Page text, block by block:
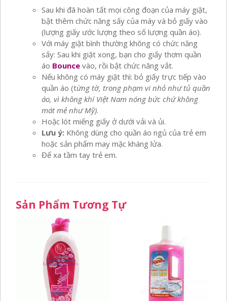
Sau khi đã hoàn tất mọi công đoạn của máy giặt,
bật thêm chức năng sấy của máy và bỏ giấy vào
(lượng giấy ước lượng theo số lượng quần áo).
Với máy giặt bình thường không có chức năng
sấy: Sau khi giặt xong, bạn cho giấy thơm quần
áo Bounce vào, rồi bật chức năng vắt.
Nếu không có máy giặt thì: bỏ giấy trực tiếp vào
quần áo (từng tờ, trong phạm vi nhỏ như tủ quần
áo, vì không khí Việt Nam nóng bức chứ không
mát mẻ như Mỹ).
Hoặc lót miếng giấy ở dưới vải và ủi.
Lưu ý: Không dùng cho quần áo ngủ của trẻ em
hoặc sản phẩm may mặc kháng lửa.
Để xa tầm tay trẻ em.
Sản Phẩm Tương Tự